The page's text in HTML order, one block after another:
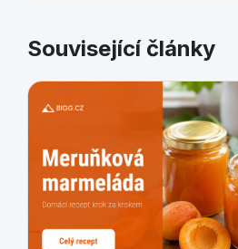
Související články